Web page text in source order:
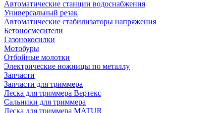
Автоматические станции водоснабжения
Универсальный резак
Автоматические стабилизаторы напряжения
Бетоносмесители
Газонокосилки
Мотобуры
Отбойные молотки
Электрические ножницы по металлу
Запчасти
Запчасти для триммера
Леска для триммера Вертекс
Сальники для триммера
Леска для триммера MATUR